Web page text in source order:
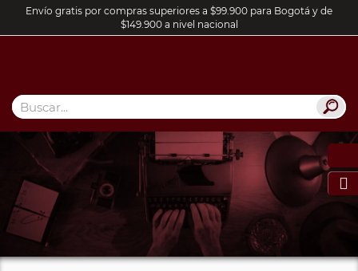
Envío gratis por compras superiores a $99.900 para Bogotá y de
$149.900 a nivel nacional
